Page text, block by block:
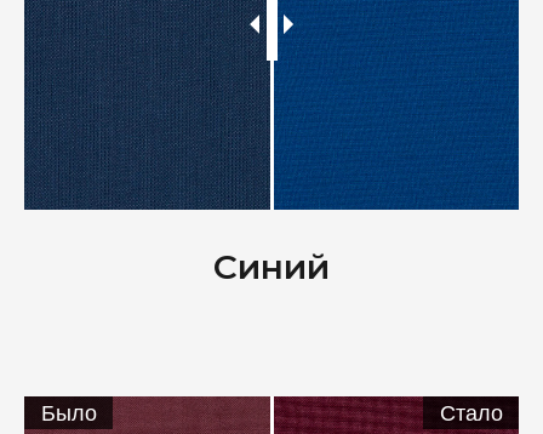
Синий
Было Стало